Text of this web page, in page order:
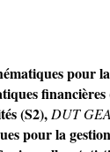
pour
financières
(S2), DUT
pour la